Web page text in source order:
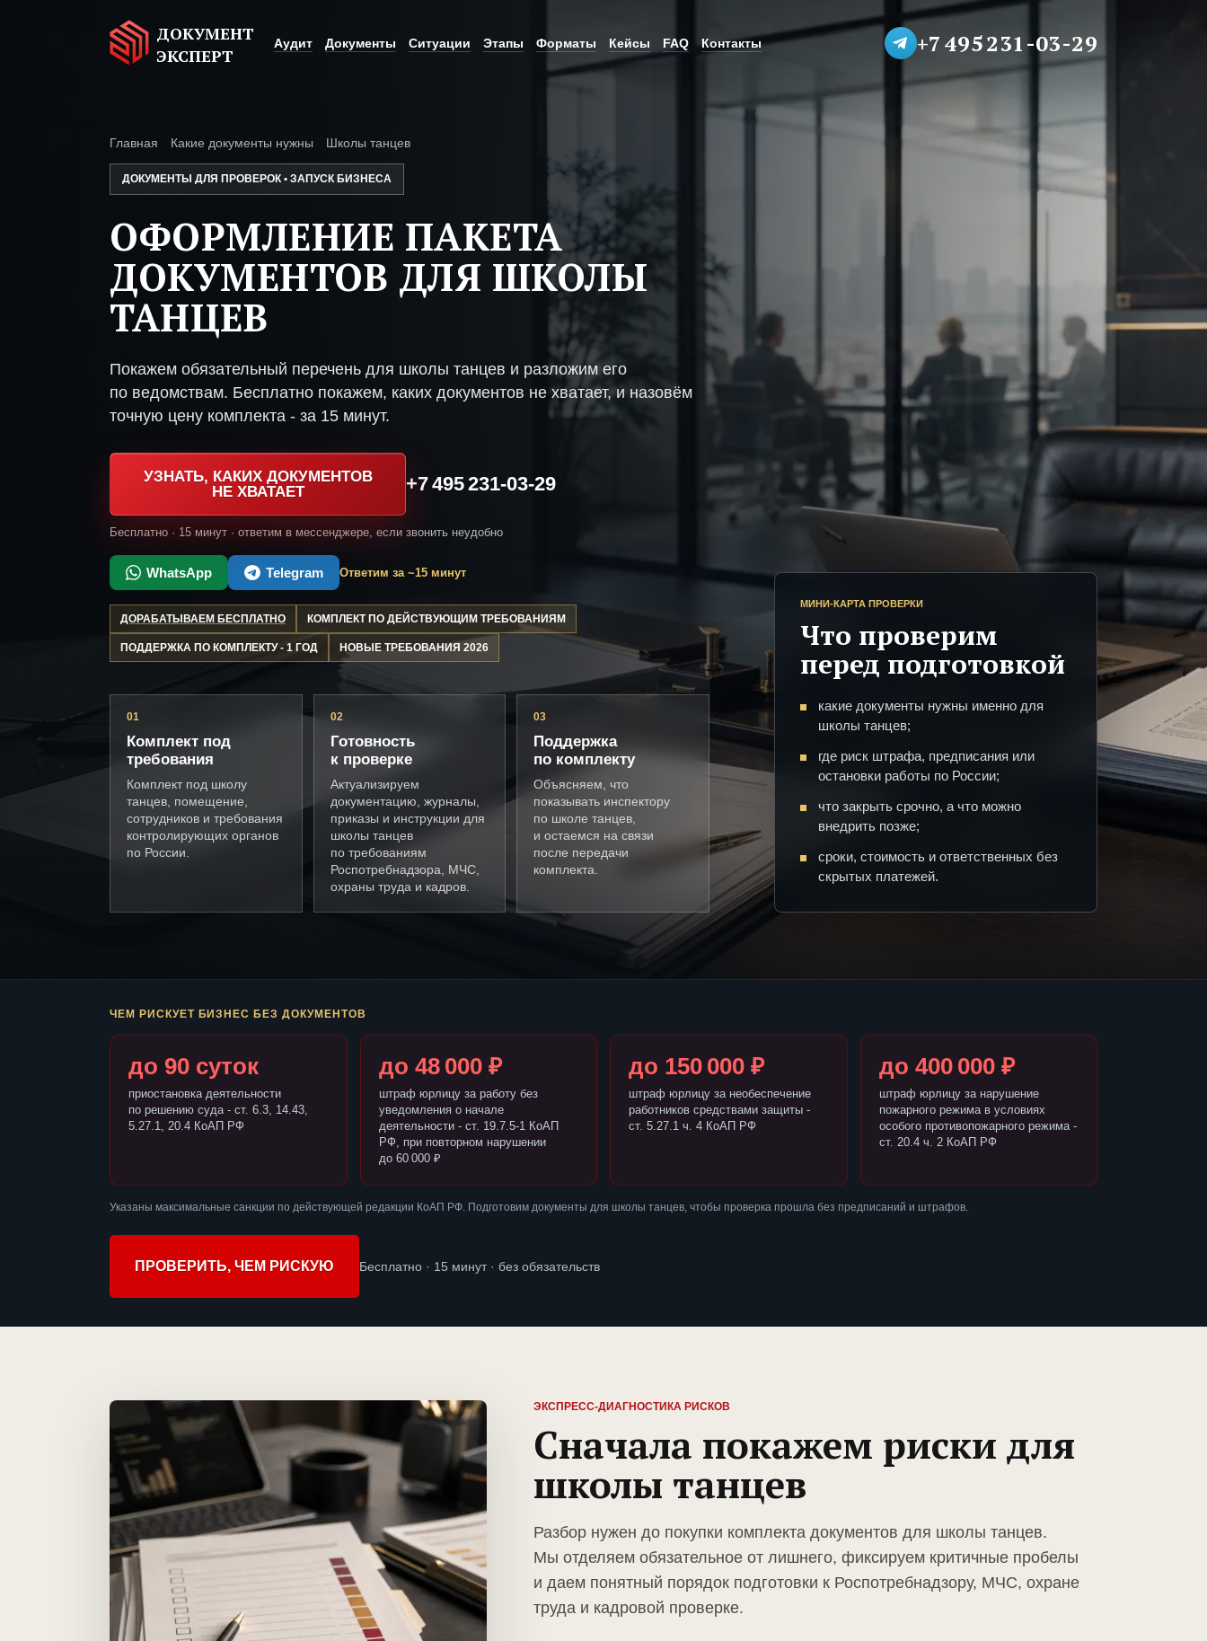
ДОКУМЕНТ
ЭКСПЕРТ
Аудит Документы Ситуации Этапы Форматы Кейсы FAQ Контакты +7 495 231-03-29
Главная Какие документы нужны Школы танцев
ДОКУМЕНТЫ ДЛЯ ПРОВЕРОК • ЗАПУСК БИЗНЕСА
ОФОРМЛЕНИЕ ПАКЕТА
ДОКУМЕНТОВ ДЛЯ ШКОЛЫ
ТАНЦЕВ
Покажем обязательный перечень для школы танцев и разложим его
по ведомствам. Бесплатно покажем, каких документов не хватает, и назовём
точную цену комплекта - за 15 минут.
УЗНАТЬ, КАКИХ ДОКУМЕНТОВ
НЕ ХВАТАЕТ
+7 495 231-03-29
Бесплатно · 15 минут · ответим в мессенджере, если звонить неудобно
WhatsApp Telegram Ответим за ~15 минут
ДОРАБАТЫВАЕМ БЕСПЛАТНО КОМПЛЕКТ ПО ДЕЙСТВУЮЩИМ ТРЕБОВАНИЯМ
ПОДДЕРЖКА ПО КОМПЛЕКТУ - 1 ГОД НОВЫЕ ТРЕБОВАНИЯ 2026
01
Комплект под
требования
Комплект под школу
танцев, помещение,
сотрудников и требования
контролирующих органов
по России.
02
Готовность
к проверке
Актуализируем
документацию, журналы,
приказы и инструкции для
школы танцев
по требованиям
Роспотребнадзора, МЧС,
охраны труда и кадров.
03
Поддержка
по комплекту
Объясняем, что
показывать инспектору
по школе танцев,
и остаемся на связи
после передачи
комплекта.
МИНИ-КАРТА ПРОВЕРКИ
Что проверим
перед подготовкой
какие документы нужны именно для
школы танцев;
где риск штрафа, предписания или
остановки работы по России;
что закрыть срочно, а что можно
внедрить позже;
сроки, стоимость и ответственных без
скрытых платежей.
ЧЕМ РИСКУЕТ БИЗНЕС БЕЗ ДОКУМЕНТОВ
до 90 суток
приостановка деятельности
по решению суда - ст. 6.3, 14.43,
5.27.1, 20.4 КоАП РФ
до 48 000 ₽
штраф юрлицу за работу без
уведомления о начале
деятельности - ст. 19.7.5-1 КоАП
РФ, при повторном нарушении
до 60 000 ₽
до 150 000 ₽
штраф юрлицу за необеспечение
работников средствами защиты -
ст. 5.27.1 ч. 4 КоАП РФ
до 400 000 ₽
штраф юрлицу за нарушение
пожарного режима в условиях
особого противопожарного режима -
ст. 20.4 ч. 2 КоАП РФ
Указаны максимальные санкции по действующей редакции КоАП РФ. Подготовим документы для школы танцев, чтобы проверка прошла без предписаний и штрафов.
ПРОВЕРИТЬ, ЧЕМ РИСКУЮ Бесплатно · 15 минут · без обязательств
ЭКСПРЕСС-ДИАГНОСТИКА РИСКОВ
Сначала покажем риски для
школы танцев
Разбор нужен до покупки комплекта документов для школы танцев.
Мы отделяем обязательное от лишнего, фиксируем критичные пробелы
и даем понятный порядок подготовки к Роспотребнадзору, МЧС, охране
труда и кадровой проверке.